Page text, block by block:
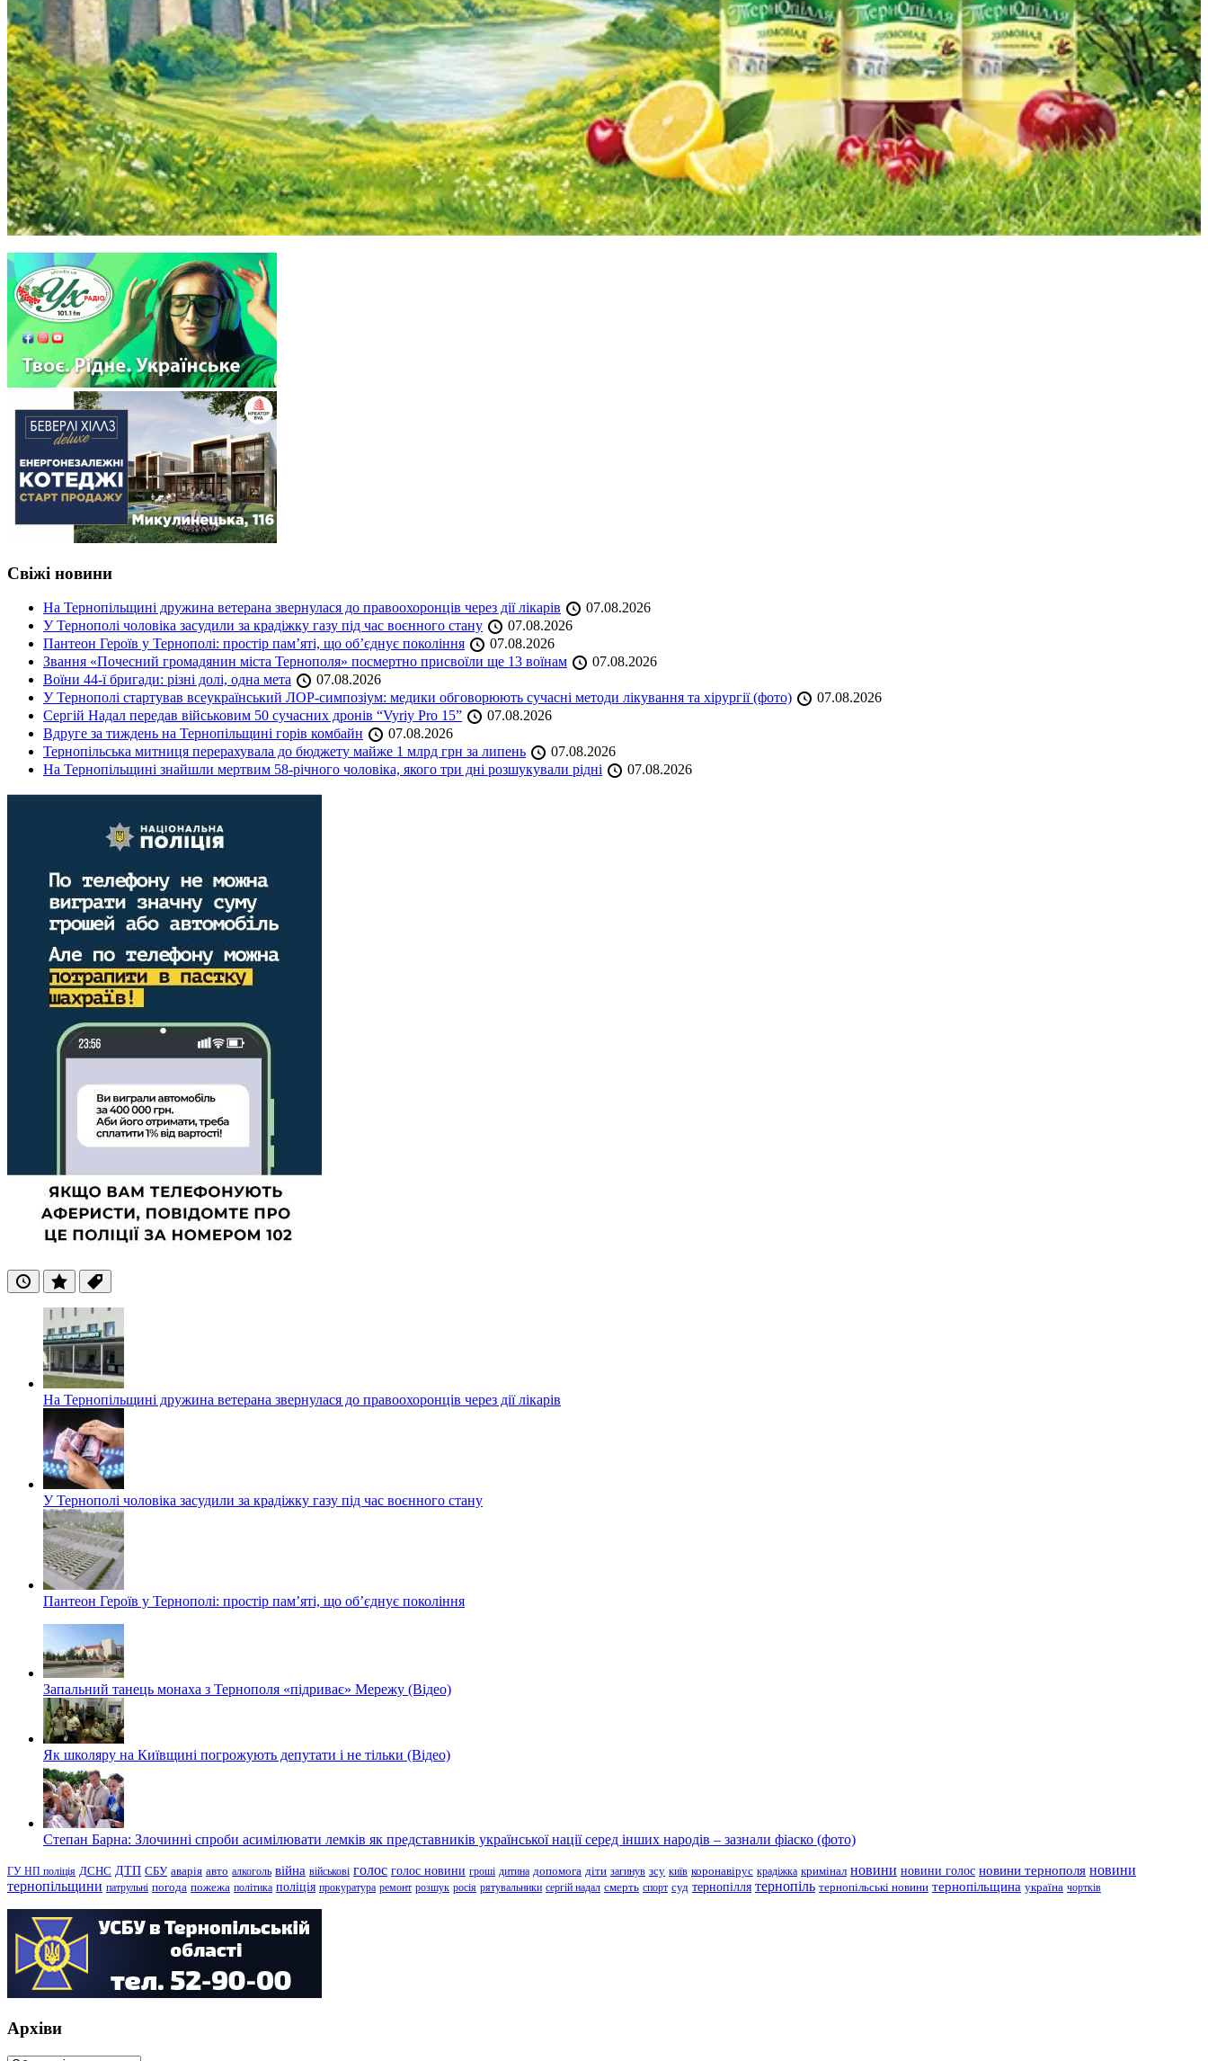
Свіжі новини
На Тернопільщині дружина ветерана звернулася до правоохоронців через дії лікарів
07.08.2026
У Тернополі чоловіка засудили за крадіжку газу під час воєнного стану
07.08.2026
Пантеон Героїв у Тернополі: простір пам’яті, що об’єднує покоління
07.08.2026
Звання «Почесний громадянин міста Тернополя» посмертно присвоїли ще 13 воїнам
07.08.2026
Воїни 44-ї бригади: різні долі, одна мета
07.08.2026
У Тернополі стартував всеукраїнський ЛОР-симпозіум: медики обговорюють сучасні методи лікування та хірургії (фото)
07.08.2026
Сергій Надал передав військовим 50 сучасних дронів “Vyriy Pro 15”
07.08.2026
Вдруге за тиждень на Тернопільщині горів комбайн
07.08.2026
Тернопільська митниця перерахувала до бюджету майже 1 млрд грн за липень
07.08.2026
На Тернопільщині знайшли мертвим 58-річного чоловіка, якого три дні розшукували рідні
07.08.2026
ОстанніПопулярні
Теги
На Тернопільщині дружина ветерана звернулася до правоохоронців через дії лікарів
У Тернополі чоловіка засудили за крадіжку газу під час воєнного стану
Пантеон Героїв у Тернополі: простір пам’яті, що об’єднує покоління
Запальний танець монаха з Тернополя «підриває» Мережу (Відео)
Як школяру на Київщині погрожують депутати і не тільки (Відео)
Степан Барна: Злочинні спроби асимілювати лемків як представників української нації серед інших народів – зазнали фіаско (фото)
ГУ НП поліція ДСНС ДТП СБУ аварія авто алкоголь війна військові голос голос новини гроші дитина допомога діти загинув зсу київ коронавірус крадіжка кримінал новини новини голос новини тернополя новини
тернопільщини патрульні погода пожежа політика поліція прокуратура ремонт розшук росія рятувальники сергій надал смерть спорт суд тернопілля тернопіль тернопільські новини тернопільщина україна чортків
Архіви